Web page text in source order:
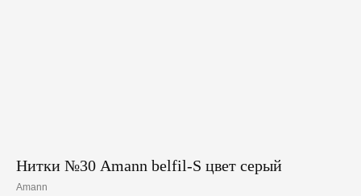
Нитки №30 Amann belfil-S цвет серый
Amann